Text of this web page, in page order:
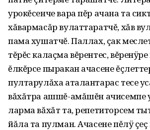
урокĕсенче вара пĕр ачана та
хăвармасăр вулаттаратчĕ, хăв
пама хушатчĕ. Паллах, çак
тĕрĕс калаçма вĕрентес,
ĕлкĕрсе пыракан ачасене
пултарулăха аталантарас тесе
вăхăтра ашшĕ-амăшĕн ачисемпе
ларма вăхăт та, репетиторсем
йăла та пулман. Ачасене пĕлÿ